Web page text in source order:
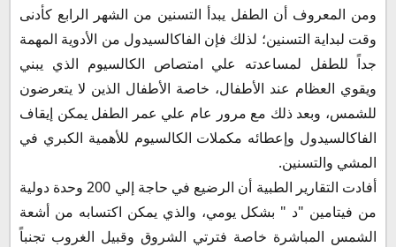
ومن المعروف أن الطفل يبدأ التسنين من الشهر الرابع كأدنى
وقت لبداية التسنين؛ لذلك فإن الفاكالسيدول من الأدوية المهمة
جداً للطفل لمساعدته علي امتصاص الكالسيوم الذي يبني
ويقوي العظام عند الأطفال، خاصة الأطفال الذين لا يتعرضون
للشمس، وبعد ذلك مع مرور عام علي عمر الطفل يمكن إيقاف
الفاكالسيدول وإعطائه مكملات الكالسيوم للأهمية الكبري في
المشي والتسنين.
أفادت التقارير الطبية أن الرضيع في حاجة إلي 200 وحدة دولية
من فيتامين "د " بشكل يومي، والذي يمكن اكتسابه من أشعة
الشمس المباشرة خاصة فترتي الشروق وقبيل الغروب تجنباً